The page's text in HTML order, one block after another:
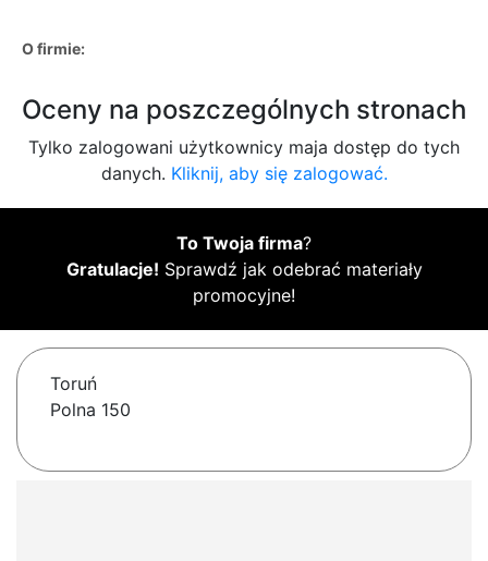
O firmie:
Oceny na poszczególnych stronach
Tylko zalogowani użytkownicy maja dostęp do tych
danych. Kliknij, aby się zalogować.
To Twoja firma?
Gratulacje! Sprawdź jak odebrać materiały
promocyjne!
Toruń
Polna 150